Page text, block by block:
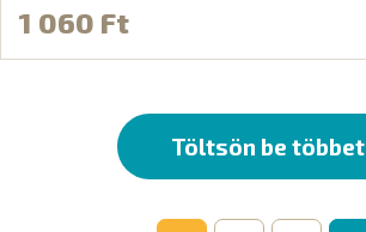
1 060 Ft
Töltsön be többet